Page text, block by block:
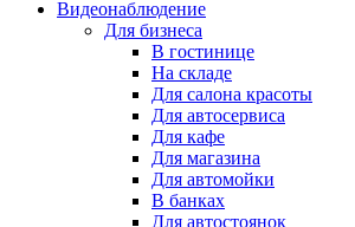
Видеонаблюдение
Для бизнеса
В гостинице
На складе
Для салона красоты
Для автосервиса
Для кафе
Для магазина
Для автомойки
В банках
Для автостоянок